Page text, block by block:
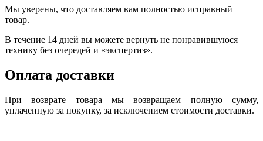
Мы уверены, что доставляем вам полностью исправный
товар.
В течение 14 дней вы можете вернуть не понравившуюся
технику без очередей и «экспертиз».
Оплата доставки
При возврате товара мы возвращаем полную сумму,
уплаченную за покупку, за исключением стоимости доставки.